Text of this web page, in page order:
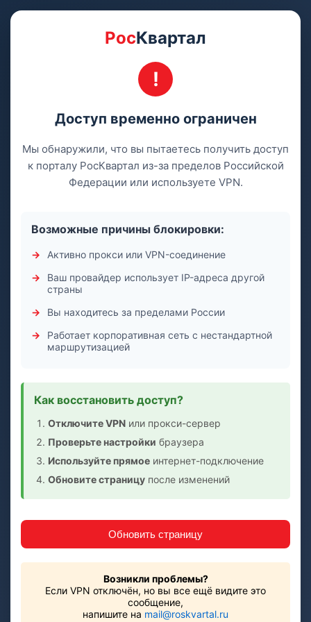
РосКвартал
Доступ временно ограничен
Мы обнаружили, что вы пытаетесь получить доступ
к порталу РосКвартал из-за пределов Российской
Федерации или используете VPN.
Возможные причины блокировки:
Активно прокси или VPN-соединение
Ваш провайдер использует IP-адреса другой
страны
Вы находитесь за пределами России
Работает корпоративная сеть с нестандартной
маршрутизацией
Как восстановить доступ?
Отключите VPN или прокси-сервер
Проверьте настройки браузера
Используйте прямое интернет-подключение
Обновите страницу после изменений
Обновить страницу
Возникли проблемы?
Если VPN отключён, но вы все ещё видите это
сообщение,
напишите на mail@roskvartal.ru